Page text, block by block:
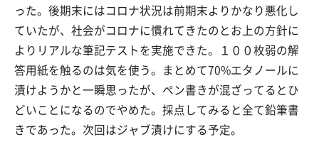
った。後期末にはコロナ状況は前期末よりかなり悪化し
ていたが、社会がコロナに慣れてきたのとお上の方針に
よりリアルな筆記テストを実施できた。１００枚弱の解
答用紙を触るのは気を使う。まとめて70%エタノールに
漬けようかと一瞬思ったが、ペン書きが混ざってるとひ
どいことになるのでやめた。採点してみると全て鉛筆書
きであった。次回はジャブ漬けにする予定。